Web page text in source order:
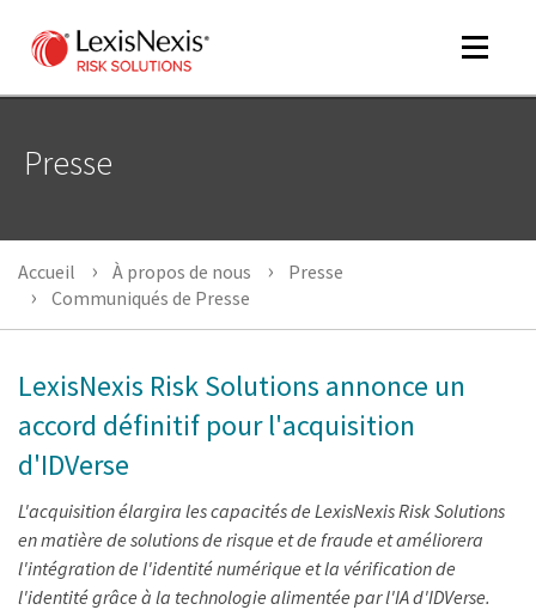
Toggle
Presse
Accueil À propos de nous
Presse
Communiqués de Presse
LexisNexis Risk Solutions annonce un
accord définitif pour l'acquisition
d'IDVerse
L'acquisition élargira les capacités de LexisNexis Risk Solutions
en matière de solutions de risque et de fraude et améliorera
l'intégration de l'identité numérique et la vérification de
l'identité grâce à la technologie alimentée par l'IA d'IDVerse.